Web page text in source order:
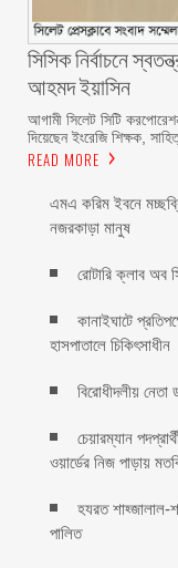
সিসিক নির্বাচনে
আহমদ ইয়াসিন
আগামী সিলেট সিটি করপোরেশন
দিয়েছেন ইংরেজি শিক্ষক,
READ MORE
এমএ করিম ইবনে
নজরকাড়া মানুষ ‎
রোটারি ক্লাব অব
কানাইঘাটে
হাসপাতালে চিকিৎসাধীন
বিরোধীদলীয় নেতা
চেয়ারম্যান
ওয়ার্ডের নিজ পাড়ায়
হযরত শাহ্জালাল-
পালিত ‎​